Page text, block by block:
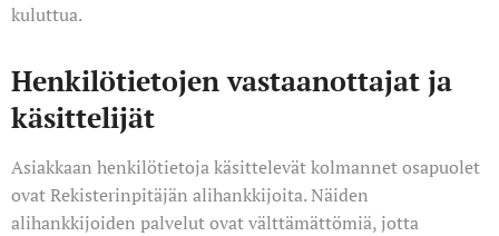
kuluttua.
Henkilötietojen vastaanottajat ja
käsittelijät
Asiakkaan henkilötietoja käsittelevät kolmannet osapuolet
ovat Rekisterinpitäjän alihankkijoita. Näiden
alihankkijoiden palvelut ovat välttämättömiä, jotta